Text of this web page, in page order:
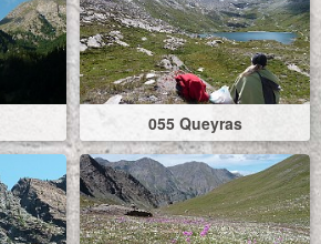
055 Queyras